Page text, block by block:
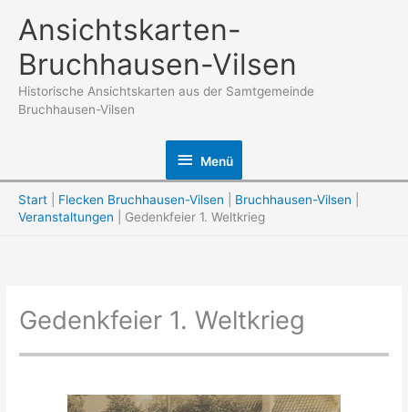
Inhalt
springen
Ansichtskarten-
Bruchhausen-Vilsen
Historische Ansichtskarten aus der Samtgemeinde
Bruchhausen-Vilsen
Menü
Menü
Start Flecken Bruchhausen-Vilsen
Bruchhausen-Vilsen
Veranstaltungen
Gedenkfeier 1. Weltkrieg
Gedenkfeier 1. Weltkrieg